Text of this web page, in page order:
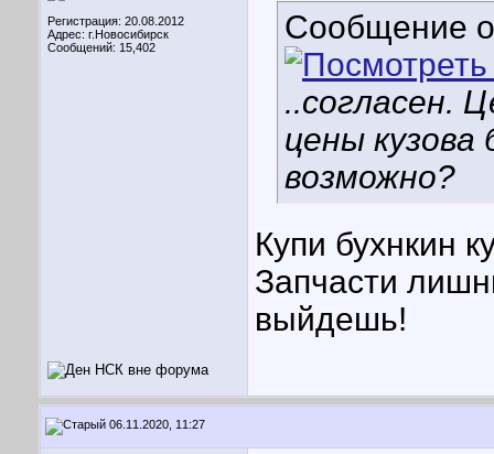
Регистрация: 20.08.2012
Адрес: г.Новосибирск
Сообщений: 15,402
Сообщение
..согласен.
цены кузова
возможно?
Купи бухнкин
Запчасти
выйдешь!
06.11.2020, 11:27